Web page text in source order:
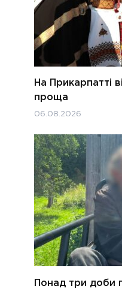
На Прикарпатті
проща
06.08.2026
Понад три доби